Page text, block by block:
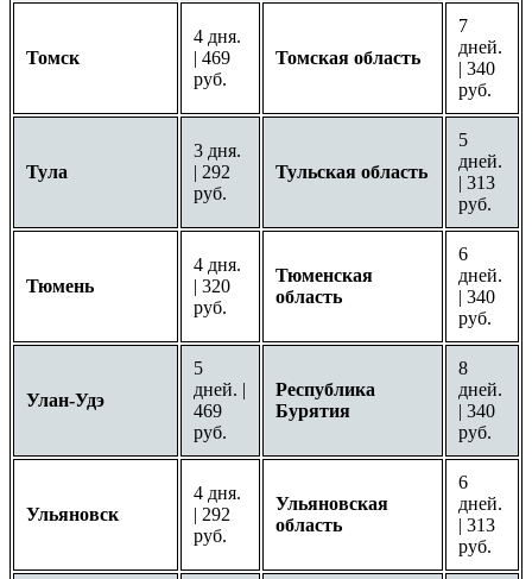
Томск
4 дня.
| 469
руб.
Томская область
7
дней.
| 340
руб.
Тула
3 дня.
| 292
руб.
Тульская область
5
дней.
| 313
руб.
Тюмень
4 дня.
| 320
руб.
Тюменская
область
6
дней.
| 340
руб.
Улан-Удэ
5
дней. |
469
руб.
Республика
Бурятия
8
дней.
| 340
руб.
Ульяновск
4 дня.
| 292
руб.
Ульяновская
область
6
дней.
| 313
руб.